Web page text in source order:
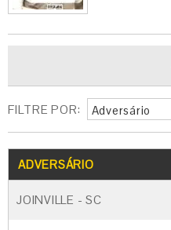
FILTRE POR: Adversário
ADVERSÁRIO
JOINVILLE - SC